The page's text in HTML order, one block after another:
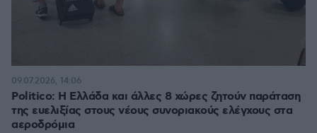
Politico: Η Ελλάδα και άλλες 8 χώρες ζητούν παράταση
της ευελιξίας στους νέους συνοριακούς ελέγχους στα
αεροδρόμια
09.07.2026, 14:06